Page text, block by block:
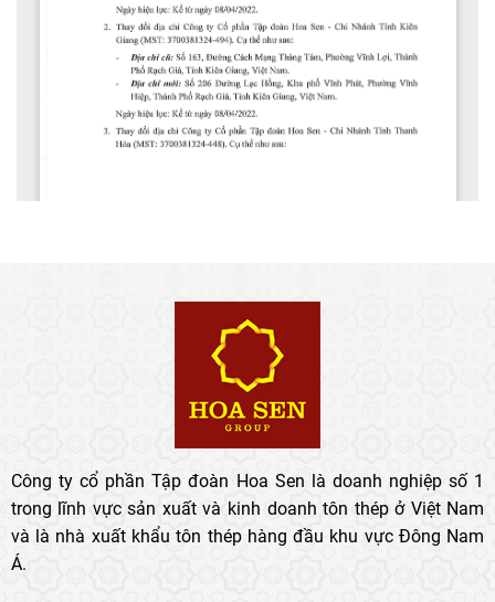
Công ty cổ phần Tập đoàn Hoa Sen là doanh nghiệp số 1
trong lĩnh vực sản xuất và kinh doanh tôn thép ở Việt Nam
và là nhà xuất khẩu tôn thép hàng đầu khu vực Đông Nam
Á.